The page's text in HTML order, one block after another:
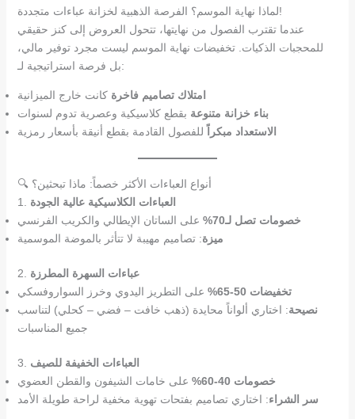
لماذا نهاية الموسم؟ الفرصة الذهبية لخزانة عباءات متجددة!
عندما تقترب الفصول من نهايتها، تتحول العروض إلى كنز حقيقي
للمحجبات الذكيات. تخفيضات نهاية الموسم ليست مجرد توفير مالي،
بل فرصة استراتيجية لـ:
امتلاك تصاميم فاخرة كانت خارج الميزانية
بناء خزانة متنوعة بقطع كلاسيكية وعصرية تدوم لسنوات
الاستعداد مبكراً
للفصول القادمة بقطع أنيقة بأسعار رمزية
🔍 أنواع العباءات الأكثر خصماً: ماذا تبحثين؟
1. العباءات الكلاسيكية عالية الجودة
خصومات تصل لـ70%
على الساتان الإيطالي والكريب الفرنسي
ميزة: تصاميم مهيبة لا تتأثر بالموضة الموسمية
2. عباءات السهرة المطرزة
تخفيضات 50-65%
على التطريز اليدوي وخرز السواروفسكي
نصيحة: اختاري ألواناً محايدة (ذهب خافت – فضي – كحلي) لتناسب
جميع المناسبات
3. العباءات الخفيفة للصيف
خصومات 40-60%
على خامات الشيفون والقطن العضوي
سر الشراء: اختاري تصاميم بفتحات تهوية مخفية لراحة طويلة الأمد